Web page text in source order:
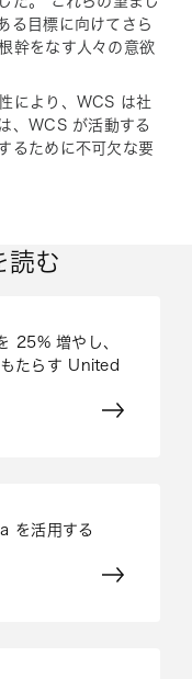
る目標に向けてさら
幹をなす人々の意欲
により、WCS は社
、WCS が活動する
るために不可欠な要
読む
25% 増やし、
もたらす United
を活用する